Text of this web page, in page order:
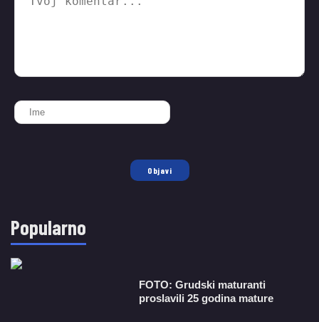
Objavi
Popularno
FOTO: Grudski maturanti
proslavili 25 godina mature